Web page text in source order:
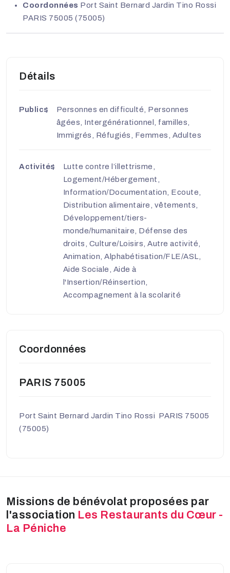
Coordonnées Port Saint Bernard Jardin Tino Rossi
PARIS 75005 (75005)
Détails
Publics
Personnes en difficulté, Personnes
âgées, Intergénérationnel, familles,
Immigrés, Réfugiés, Femmes, Adultes
Activités
Lutte contre l’illettrisme,
Logement/Hébergement,
Information/Documentation, Ecoute,
Distribution alimentaire, vêtements,
Développement/tiers-
monde/humanitaire, Défense des
droits, Culture/Loisirs, Autre activité,
Animation, Alphabétisation/FLE/ASL,
Aide Sociale, Aide à
l'Insertion/Réinsertion,
Accompagnement à la scolarité
Coordonnées
PARIS 75005
Port Saint Bernard Jardin Tino Rossi PARIS 75005
(75005)
Missions de bénévolat proposées par
l'association Les Restaurants du Cœur -
La Péniche